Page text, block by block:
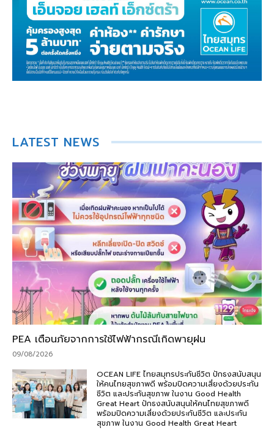
LATEST NEWS
PEA เตือนภัยจากการใช้ไฟฟ้ากรณีเกิดพายุฝน
09/08/2026
OCEAN LIFE ไทยสมุทรประกันชีวิต ปักธงสนับสนุน
ให้คนไทยสุขภาพดี พร้อมปิดความเสี่ยงด้วยประกัน
ชีวิต และประกันสุขภาพ ในงาน Good Health
Great Heart ปักธงสนับสนุนให้คนไทยสุขภาพดี
พร้อมปิดความเสี่ยงด้วยประกันชีวิต และประกัน
สุขภาพ ในงาน Good Health Great Heart